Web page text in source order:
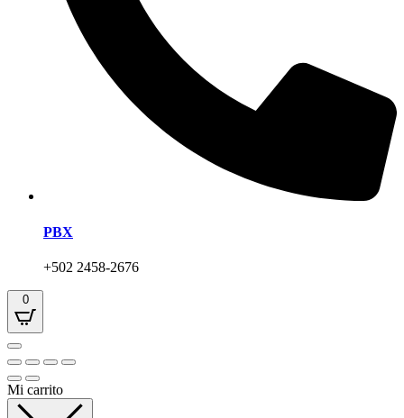
PBX
+502 2458-2676
0
Mi carrito